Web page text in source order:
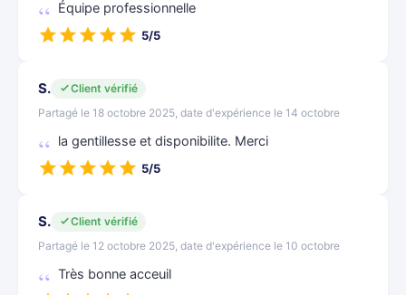
Équipe professionnelle
5/5
S.
Client vérifié
Partagé le 18 octobre 2025, date d'expérience le 14 octobre
la gentillesse et disponibilite. Merci
5/5
S.
Client vérifié
Partagé le 12 octobre 2025, date d'expérience le 10 octobre
Très bonne acceuil